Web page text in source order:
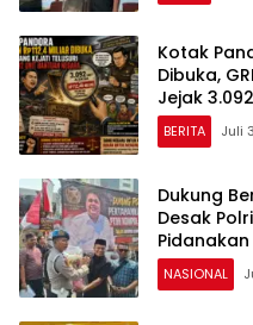
Kotak
Dibuka,
Jejak
BERITA Juli
Dukung
Desak
NASIONAL